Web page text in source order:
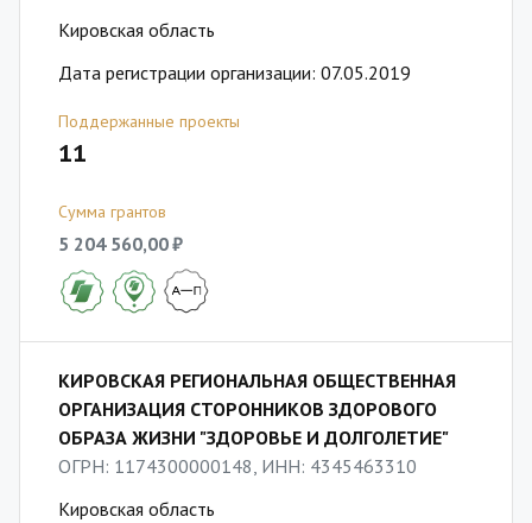
Кировская область
Дата регистрации организации: 07.05.2019
Поддержанные проекты
11
Сумма грантов
5 204 560,00 ₽
КИРОВСКАЯ РЕГИОНАЛЬНАЯ ОБЩЕСТВЕННАЯ
ОРГАНИЗАЦИЯ СТОРОННИКОВ ЗДОРОВОГО
ОБРАЗА ЖИЗНИ "ЗДОРОВЬЕ И ДОЛГОЛЕТИЕ"
ОГРН: 1174300000148, ИНН: 4345463310
Кировская область